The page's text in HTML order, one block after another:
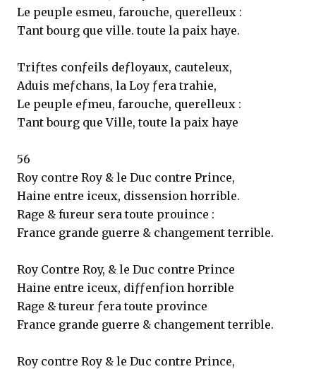
Le peuple esmeu, farouche, querelleux :
Tant bourg que ville. toute la paix haye.
Triƒtes conƒeils deƒloyaux, cauteleux,
Aduis meƒchans, la Loy ƒera trahie,
Le peuple eƒmeu, farouche, querelleux :
Tant bourg que Ville, toute la paix haye
56
Roy contre Roy & le Duc contre Prince,
Haine entre iceux, dissension horrible.
Rage & fureur sera toute prouince :
France grande guerre & changement terrible.
Roy Contre Roy, & le Duc contre Prince
Haine entre iceux, diƒƒenƒion horrible
Rage & tureur ƒera toute province
France grande guerre & changement terrible.
Roy contre Roy & le Duc contre Prince,